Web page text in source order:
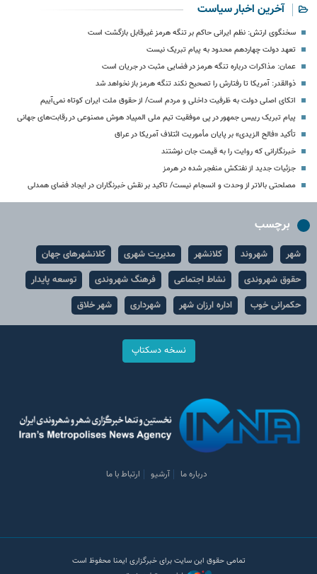
آخرین اخبار سیاست
سخنگوی ارتش: نظم ایرانی حاکم بر تنگه هرمز غیرقابل بازگشت است
تعهد دولت چهاردهم محدود به پیام تبریک نیست
عمان: مذاکرات درباره تنگه هرمز در فضایی مثبت در جریان است
ذوالقدر: آمریکا تا رفتارش را تصحیح نکند تنگه هرمز باز نخواهد شد
اتکای اصلی دولت به ظرفیت داخلی و مردم است/ از حقوق ملت ایران کوتاه نمی‌آییم
پیام تبریک رییس جمهور در پی موفقیت تیم ملی المپیاد هوش مصنوعی در رقابت‌های جهانی
تأکید «فالح الزیدی» بر پایان مأموریت ائتلاف آمریکا در عراق
خبرنگارانی که روایت را به قیمت جان نوشتند
جزئیات جدید از نفتکش منفجر شده در هرمز
مصلحتی بالاتر از وحدت و انسجام نیست/ تاکید بر نقش خبرنگاران در ایجاد فضای همدلی
برچسب
شهر شهروند کلانشهر مدیریت شهری
کلانشهرهای جهان
حقوق شهروندی
نشاط اجتماعی فرهنگ شهروندی
توسعه پایدار
حکمرانی خوب
اداره ارزان شهر شهرداری شهر خلاق
نسخه دسکتاپ
درباره ما آرشیو ارتباط با ما
تمامی حقوق این سایت برای خبرگزاری ایمنا محفوظ است